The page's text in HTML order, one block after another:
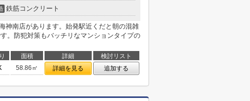
鉄筋コンクリート
神南店があります。始発駅近くだと朝の混雑
。防犯対策もバッチリなマンションタイプの
面積 詳細
検討リスト
58.86㎡ 詳細を見る 追加する